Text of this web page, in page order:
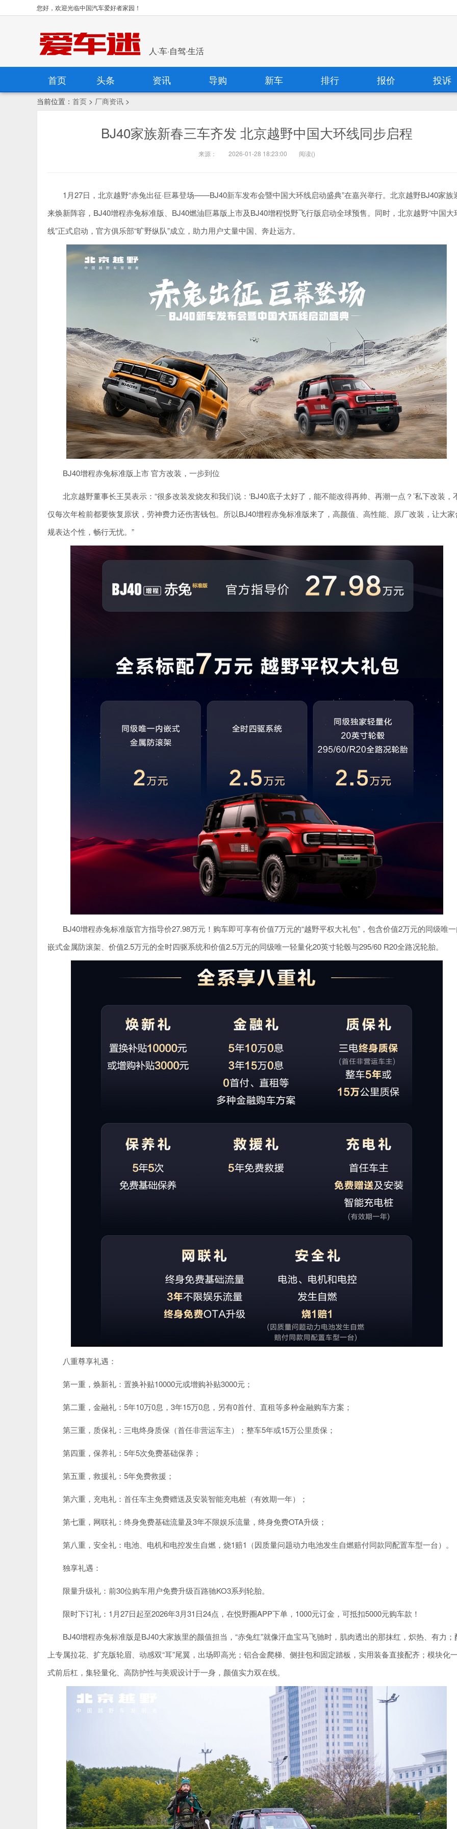
您好，欢迎光临中国汽车爱好者家园！
人·车·自驾·生活
首页 头条 资讯 导购 新车 排行 报价 投诉
当前位置： 首页 > 厂商资讯 >
BJ40家族新春三车齐发 北京越野中国大环线同步启程
来源： 2026-01-28 18:23:00 阅读()
1月27日，北京越野“赤兔出征·巨幕登场——BJ40新车发布会暨中国大环线启动盛典”在嘉兴举行。北京越野BJ40家族
来焕新阵容，BJ40增程赤兔标准版、BJ40燃油巨幕版上市及BJ40增程悦野飞行版启动全球预售。同时，北京越野“中国大
线”正式启动，官方俱乐部“旷野纵队”成立，助力用户丈量中国、奔赴远方。
BJ40增程赤兔标准版上市 官方改装，一步到位
北京越野董事长王昊表示：“很多改装发烧友和我们说：‘BJ40底子太好了，能不能改得再帅、再潮一点？’私下改装，
仅每次年检前都要恢复原状，劳神费力还伤害钱包。所以BJ40增程赤兔标准版来了，高颜值、高性能、原厂改装，让大家
规表达个性，畅行无忧。”
BJ40增程赤兔标准版官方指导价27.98万元！购车即可享有价值7万元的“越野平权大礼包”，包含价值2万元的同级唯
嵌式金属防滚架、价值2.5万元的全时四驱系统和价值2.5万元的同级唯一轻量化20英寸轮毂与295/60 R20全路况轮胎。
八重尊享礼遇：
第一重，焕新礼：置换补贴10000元或增购补贴3000元；
第二重，金融礼：5年10万0息，3年15万0息，另有0首付、直租等多种金融购车方案；
第三重，质保礼：三电终身质保（首任非营运车主）；整车5年或15万公里质保；
第四重，保养礼：5年5次免费基础保养；
第五重，救援礼：5年免费救援；
第六重，充电礼：首任车主免费赠送及安装智能充电桩（有效期一年）；
第七重，网联礼：终身免费基础流量及3年不限娱乐流量，终身免费OTA升级；
第八重，安全礼：电池、电机和电控发生自燃，烧1赔1（因质量问题动力电池发生自燃赔付同款同配置车型一台）。
独享礼遇：
限量升级礼：前30位购车用户免费升级百路驰KO3系列轮胎。
限时下订礼：1月27日起至2026年3月31日24点，在悦野圈APP下单，1000元订金，可抵扣5000元购车款！
BJ40增程赤兔标准版是BJ40大家族里的颜值担当，“赤兔红”就像汗血宝马飞驰时，肌肉透出的那抹红，炽热、有力；
上专属拉花、扩充版轮眉、动感双“耳”尾翼，出场即高光；铝合金爬梯、侧挂包和固定踏板，实用装备直接配齐；模块化
式前后杠，集轻量化、高防护性与美观设计于一身，颜值实力双在线。